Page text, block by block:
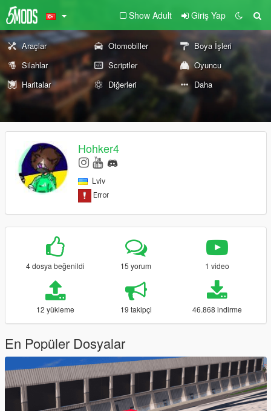
Show Adult Giriş Yap
Araçlar Otomobiller
Boya İşleri
Silahlar
Scriptler
Oyuncu
Haritalar
Diğerleri Daha
Hohker4
Lviv
4 dosya beğenildi 15 yorum 1 video
12 yükleme 19 takipçi 46.868 indirme
En Popüler Dosyalar